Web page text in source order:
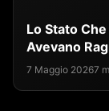
Lo Stato
Avevano
7 Maggio 20267